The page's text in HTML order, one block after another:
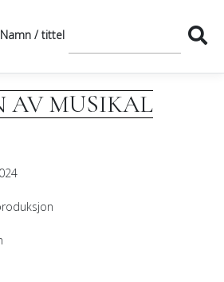
Namn / tittel
AV MUSIKAL